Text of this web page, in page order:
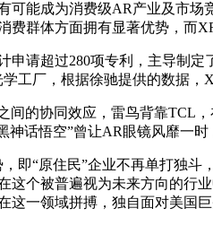
可能成为消费级AR产业及市
费群体方面拥有显著优势，而
申请超过280项专利，主导制
工厂，根据徐驰提供的数据，
的协同效应，雷鸟背靠TCL
神话悟空”曾让AR眼镜风靡一
即“原住民”企业不再单打独
这个被普遍视为未来方向的行
一领域拼搏，独自面对美国巨